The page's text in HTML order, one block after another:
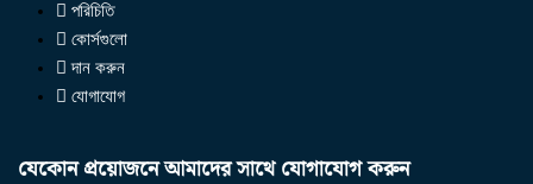
পরিচিতি
কোর্সগুলো
দান করুন
যোগাযোগ
যেকোন প্রয়োজনে আমাদের সাথে যোগাযোগ করুন